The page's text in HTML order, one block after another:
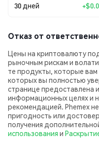
30 дней +
Отказ от
Цены на криптовалюту
рыночным рискам и
те продукты, которые
которых вы полностью
странице предоставлена
информационных целях и
рекомендацией. Phemex
пригодность или
получения
использования и